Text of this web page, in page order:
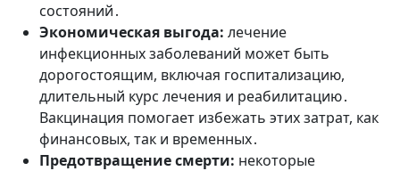
состояний․
Экономическая выгода: лечение
инфекционных заболеваний может быть
дорогостоящим, включая госпитализацию,
длительный курс лечения и реабилитацию․
Вакцинация помогает избежать этих затрат, как
финансовых, так и временных․
Предотвращение смерти: некоторые